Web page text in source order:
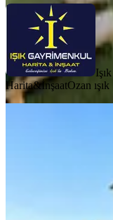
Harita&İnşaatOzan ışık
·